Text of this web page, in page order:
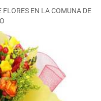
FLORES EN LA COMUNA DE